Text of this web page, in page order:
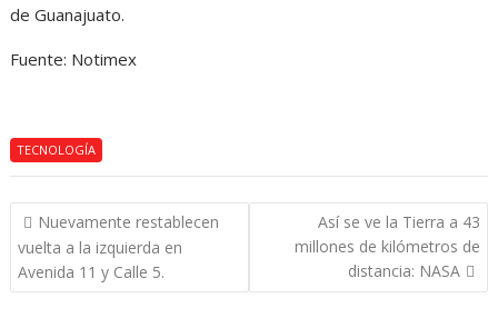
de Guanajuato.
Fuente: Notimex
TECNOLOGÍA
Navegación
de
entradas
Nuevamente restablecen
vuelta a la izquierda en
Avenida 11 y Calle 5.
Así se ve la Tierra a 43
millones de kilómetros de
distancia: NASA